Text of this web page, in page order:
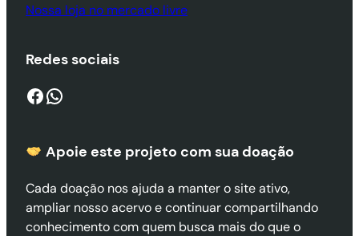
Nossa loja no mercado livre
Redes sociais
Facebook WhatsApp
Apoie este projeto com sua doação
Cada doação nos ajuda a manter o site ativo,
ampliar nosso acervo e continuar compartilhando
conhecimento com quem busca mais do que o